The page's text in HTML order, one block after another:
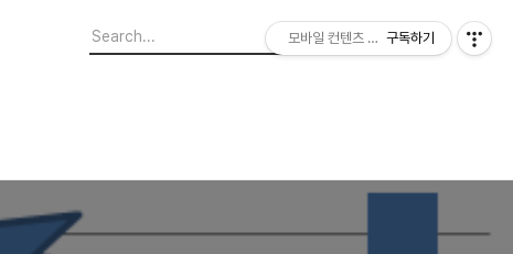
모바일 컨텐츠 이야기구독하기